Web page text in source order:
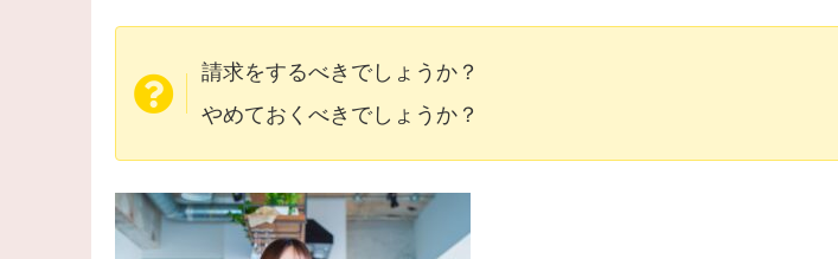
請求をするべきでしょうか？
やめておくべきでしょうか？